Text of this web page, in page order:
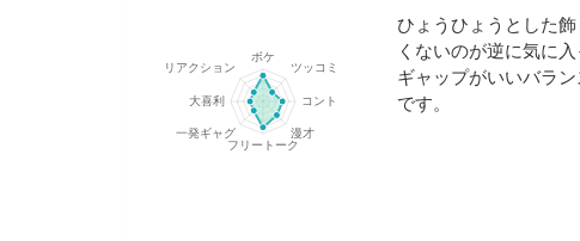
ひょうひょうとした
くないのが逆に気に
ギャップがいいバラ
です。